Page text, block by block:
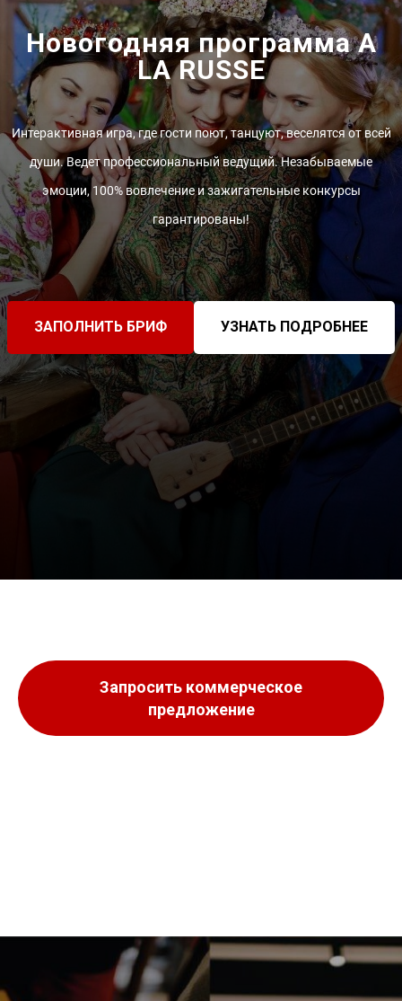
Новогодняя программа A
LA RUSSE
Интерактивная игра, где гости поют, танцуют, веселятся от всей
души. Ведет профессиональный ведущий. Незабываемые
эмоции, 100% вовлечение и зажигательные конкурсы
гарантированы!
ЗАПОЛНИТЬ БРИФ УЗНАТЬ ПОДРОБНЕЕ
Запросить коммерческое
предложение